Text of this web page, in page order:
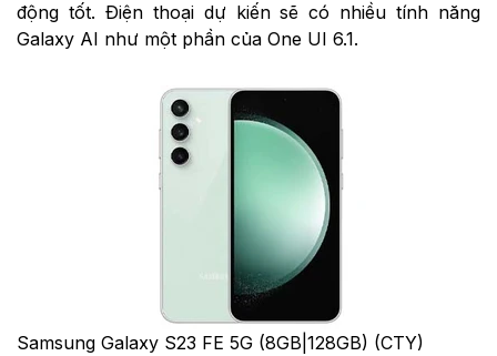
động tốt. Điện thoại dự kiến ​​​​sẽ có nhiều tính năng
Galaxy AI như một phần của One UI 6.1.
Samsung Galaxy S23 FE 5G (8GB|128GB) (CTY)